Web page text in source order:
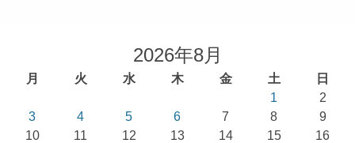
2026年8月
月 火 水 木 金 土
日
1
2
3
4 5 6 7 8
9
10
11 12 13 14 15
16